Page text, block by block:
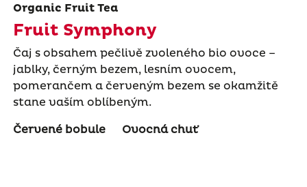
Organic Fruit Tea
Fruit Symphony
Čaj s obsahem pečlivě zvoleného bio ovoce –
jablky, černým bezem, lesním ovocem,
pomerančem a červeným bezem se okamžitě
stane vaším oblíbeným.
Červené bobule
Ovocná chuť